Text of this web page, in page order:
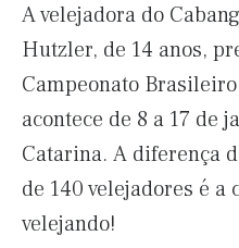
A velejadora do
Hutzler, de 14 anos,
Campeonato
acontece de 8 a 17 de
Catarina. A diferença
de 140 velejadores é a
velejando!